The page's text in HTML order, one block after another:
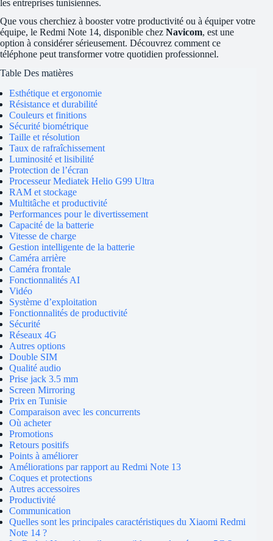
les entreprises tunisiennes.
Que vous cherchiez à booster votre productivité ou à équiper votre
équipe, le Redmi Note 14, disponible chez Navicom, est une
option à considérer sérieusement. Découvrez comment ce
téléphone peut transformer votre quotidien professionnel.
Table Des matières
Esthétique et ergonomie
Résistance et durabilité
Couleurs et finitions
Sécurité biométrique
Taille et résolution
Taux de rafraîchissement
Luminosité et lisibilité
Protection de l’écran
Processeur Mediatek Helio G99 Ultra
RAM et stockage
Multitâche et productivité
Performances pour le divertissement
Capacité de la batterie
Vitesse de charge
Gestion intelligente de la batterie
Caméra arrière
Caméra frontale
Fonctionnalités AI
Vidéo
Système d’exploitation
Fonctionnalités de productivité
Sécurité
Réseaux 4G
Autres options
Double SIM
Qualité audio
Prise jack 3.5 mm
Screen Mirroring
Prix en Tunisie
Comparaison avec les concurrents
Où acheter
Promotions
Retours positifs
Points à améliorer
Améliorations par rapport au Redmi Note 13
Coques et protections
Autres accessoires
Productivité
Communication
Quelles sont les principales caractéristiques du Xiaomi Redmi
Note 14 ?